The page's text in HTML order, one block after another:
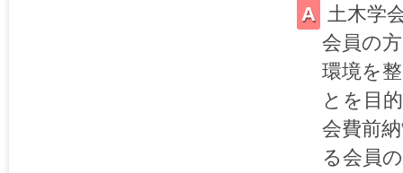
土木学
会員の
環境を
とを目
会費前
る会員